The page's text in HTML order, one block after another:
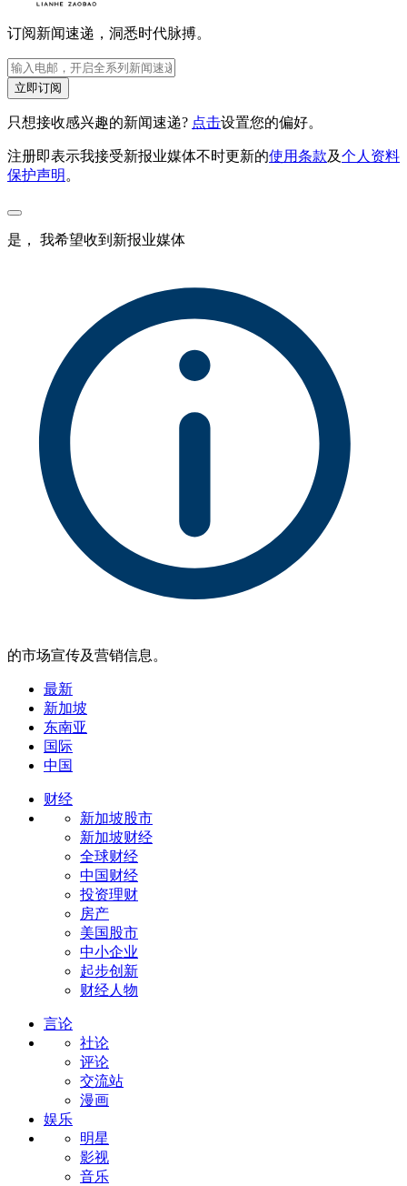
订阅新闻速递，洞悉时代脉搏。
立即订阅
只想接收感兴趣的新闻速递? 点击设置您的偏好。
注册即表示我接受新报业媒体不时更新的使用条款及个人资料
保护声明 。
是， 我希望收到新报业媒体
的市场宣传及营销信息。
最新
新加坡
东南亚
国际
中国
财经
新加坡股市
新加坡财经
全球财经
中国财经
投资理财
房产
美国股市
中小企业
起步创新
财经人物
言论
社论
评论
交流站
漫画
娱乐
明星
影视
音乐